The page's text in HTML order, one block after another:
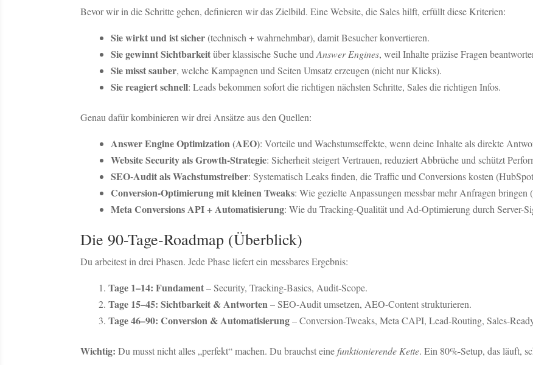
Bevor wir in die Schritte gehen, definieren wir das Zielbild. Eine Website, die Sales hilft, erfüllt diese Kriterien:
Sie wirkt und ist sicher(technisch + wahrnehmbar), damit Besucher konvertieren.
Sie gewinnt Sichtbarkeitüber klassische Suche und Answer Engines, weil Inhalte präzise Fragen
Sie misst sauber, welche Kampagnen und Seiten Umsatz erzeugen (nicht nur Klicks).
Sie reagiert schnell: Leads bekommen sofort die richtigen nächsten Schritte, Sales die richtigen Infos.
Genau dafür kombinieren wir drei Ansätze aus den Quellen:
Answer Engine Optimization (AEO): Vorteile und Wachstumseffekte, wenn deine Inhalte als direkte
Website Security als Growth-Strategie: Sicherheit steigert Vertrauen, reduziert Abbrüche und schützt
SEO-Audit als Wachstumstreiber: Systematisch Leaks finden, die Traffic und Conversions kosten
Conversion-Optimierung mit kleinen Tweaks: Wie gezielte Anpassungen messbar mehr Anfragen bringen
Meta Conversions API + Automatisierung: Wie du Tracking-Qualität und Ad-Optimierung durch Server-
Die 90-Tage-Roadmap (Überblick)
Du arbeitest in drei Phasen. Jede Phase liefert ein messbares Ergebnis:
Tage 1–14: Fundament– Security, Tracking-Basics, Audit-Scope.
Tage 15–45: Sichtbarkeit & Antworten– SEO-Audit umsetzen, AEO-Content strukturieren.
Tage 46–90: Conversion & Automatisierung– Conversion-Tweaks, Meta CAPI, Lead-Routing, Sales-
Wichtig: Du musst nicht alles „perfekt“ machen. Du brauchst einefunktionierende Kette. Ein 80%-Setup, das läuft,